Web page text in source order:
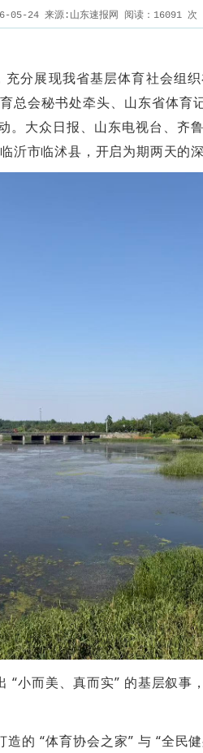
05-24 来源:山东速报网 阅读： 16091 次
分展现我省基层体育社会组
总会秘书处牵头、山东省体育
。大众日报、山东电视台、齐
沂市临沭县，开启为期两天的深
小而美、真而实” 的基层叙事
的 “体育协会之家” 与 “全民